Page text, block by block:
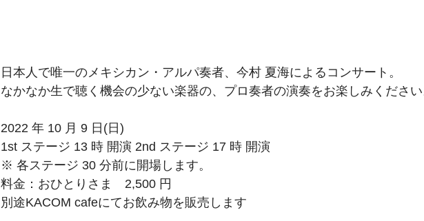
日本人で唯一のメキシカン・アルパ奏者、今村 夏海によるコンサート。
なかなか生で聴く機会の少ない楽器の、プロ奏者の演奏をお楽しみくださ
2022 年 10 月 9 日(日)
1st ステージ 13 時 開演 2nd ステージ 17 時 開演
※ 各ステージ 30 分前に開場します。
料金：おひとりさま　2,500 円
別途KACOM cafeにてお飲み物を販売します